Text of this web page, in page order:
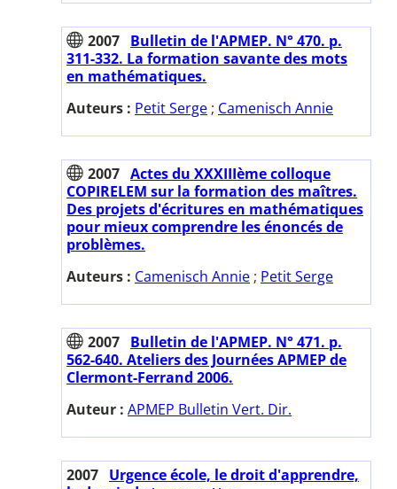
2007 Bulletin de l'APMEP. N° 470. p.
311-332. La formation savante des mots
en mathématiques.
Auteurs : Petit Serge ; Camenisch Annie
2007 Actes du XXXIIIème colloque
COPIRELEM sur la formation des maîtres.
Des projets d'écritures en mathématiques
pour mieux comprendre les énoncés de
problèmes.
Auteurs : Camenisch Annie ; Petit Serge
2007 Bulletin de l'APMEP. N° 471. p.
562-640. Ateliers des Journées APMEP de
Clermont-Ferrand 2006.
Auteur : APMEP Bulletin Vert. Dir.
2007 Urgence école, le droit d'apprendre,